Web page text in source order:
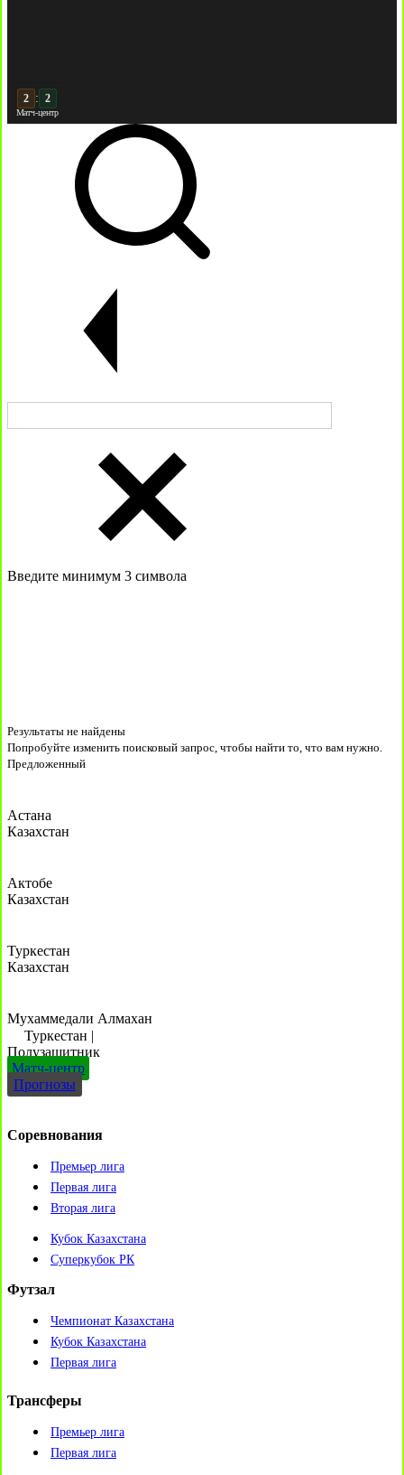
3 :
Матч-центр
Введите минимум 3 символа
Результаты не найдены
Попробуйте изменить поисковый запрос, чтобы найти то, что вам нужно.
Предложенный
Астана
Казахстан
Актобе
Казахстан
Туркестан
Казахстан
Мухаммедали Алмахан
Туркестан |
Полузащитник
Матч-центр
Прогнозы
Соревнования
Премьер лига
Первая лига
Вторая лига
Кубок Казахстана
Суперкубок РК
Футзал
Чемпионат Казахстана
Кубок Казахстана
Первая лига
Трансферы
Премьер лига
Первая лига